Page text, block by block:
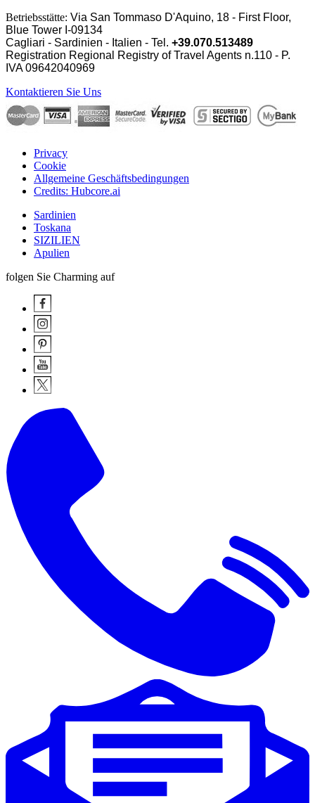
Betriebsstätte: Via San Tommaso D'Aquino, 18 - First Floor,
Blue Tower I-09134
Cagliari - Sardinien - Italien - Tel. +39.070.513489
Registration Regional Registry of Travel Agents n.110 - P.
IVA09642040969
Kontaktieren Sie Uns
Privacy
Cookie
Allgemeine Geschäftsbedingungen
Credits: Hubcore.ai
Sardinien
Toskana
SIZILIEN
Apulien
folgen Sie Charming auf